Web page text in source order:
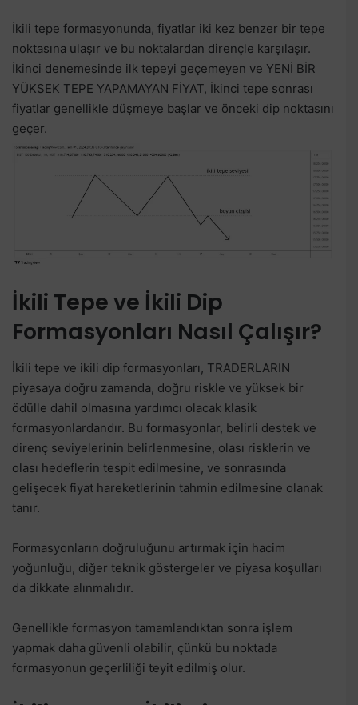
İkili tepe formasyonunda, fiyatlar iki kez benzer bir tepe
noktasına ulaşır ve bu noktalardan dirençle karşılaşır.
İkinci denemesinde ilk tepeyi geçemeyen ve YENİ BİR
YÜKSEK TEPE YAPAMAYAN FİYAT, İkinci tepe sonrası
fiyatlar genellikle düşmeye başlar ve önceki dip noktasını
geçer.
İkili Tepe ve İkili Dip
Formasyonları Nasıl Çalışır?
İkili tepe ve ikili dip formasyonları, TRADERLARIN
piyasaya doğru zamanda, doğru riskle ve yüksek bir
ödülle dahil olmasına yardımcı olacak klasik
formasyonlardandır. Bu formasyonlar, belirli destek ve
direnç seviyelerinin belirlenmesine, olası risklerin ve
olası hedeflerin tespit edilmesine, ve sonrasında
gelişecek fiyat hareketlerinin tahmin edilmesine olanak
tanır.
Formasyonların doğruluğunu artırmak için hacim
yoğunluğu, diğer teknik göstergeler ve piyasa koşulları
da dikkate alınmalıdır.
Genellikle formasyon tamamlandıktan sonra işlem
yapmak daha güvenli olabilir, çünkü bu noktada
formasyonun geçerliliği teyit edilmiş olur.